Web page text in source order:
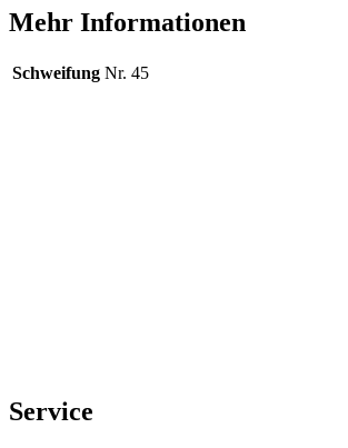
Mehr Informationen
Schweifung Nr. 45
Service